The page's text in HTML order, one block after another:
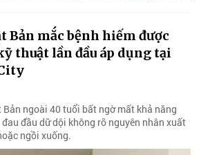
Bản mắc bệnh hiếm được
thuật lần đầu áp dụng tại
ngoài 40 tuổi bất ngờ mất khả năng
đầu dữ dội không rõ nguyên nhân xuất
ngồi xuống.